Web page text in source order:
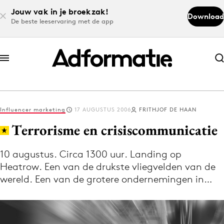
Jouw vak in je broekzak!
De beste leeservaring met de app
Download
Abonneer nu
Abonneer nu
Log in
Download de app
Volg het laatste nieuws via de Adformatie
Nieuws app
Influencer marketing 17 AUGUSTUS 2006 FRITHJOF DE HAAN
Terrorisme en crisiscommunicatie
10 augustus. Circa 1300 uur. Landing op
Heatrow. Een van de drukste vliegvelden van de
wereld. Een van de grotere ondernemingen in…